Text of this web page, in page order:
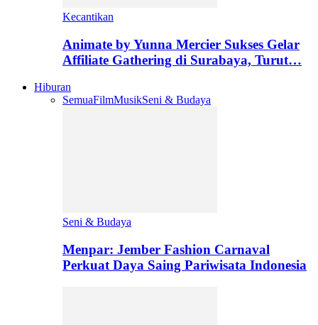
Kecantikan
Animate by Yunna Mercier Sukses Gelar
Affiliate Gathering di Surabaya, Turut…
Hiburan
SemuaFilmMusikSeni & Budaya
Seni & Budaya
Menpar: Jember Fashion Carnaval
Perkuat Daya Saing Pariwisata Indonesia